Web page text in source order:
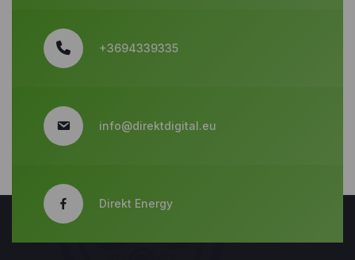
+3694339335
info@direktdigital.eu
Direkt Energy